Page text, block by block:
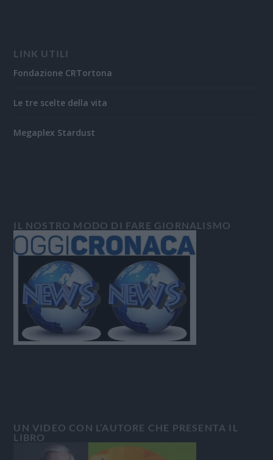
LINK UTILI
Fondazione CRTortona
Le tre scelte della vita
Megaplex Stardust
IL NOSTRO MODO DI FARE GIORNALISMO
UN VIDEO CON L’AUTORE CHE PRESENTA IL
LIBRO